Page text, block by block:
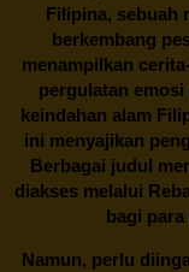
Filipina, sebuah
berkembang
menampilkan
pergulatan
keindahan alam
ini menyajikan
Berbagai judul
diakses melalui
bagi
Namun, perlu